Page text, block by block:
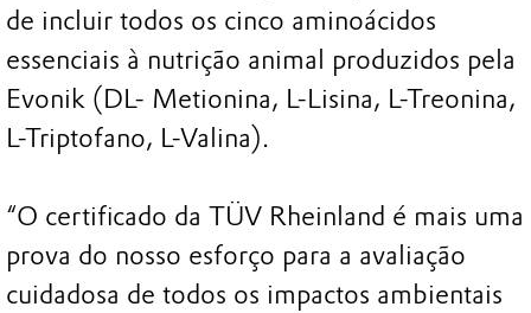
de incluir todos os cinco aminoácidos
essenciais à nutrição animal produzidos pela
Evonik (DL- Metionina, L-Lisina, L-Treonina,
L-Triptofano, L-Valina).
“O certificado da TÜV Rheinland é mais uma
prova do nosso esforço para a avaliação
cuidadosa de todos os impactos ambientais